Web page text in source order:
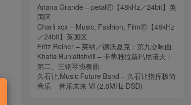
Ariana Grande – petalⒺ【48kHz／24bit】英
国区
Charli xcx – Music, Fashion, FilmⒺ【48kHz
／24bit】英国区
Fritz Reiner – 莱纳／德沃夏克：第九交响曲
Khatia Buniatishvili – 卡蒂雅拉赫玛尼诺夫：
第二、三钢琴协奏曲
久石让,Music Future Band – 久石让指挥极简
音乐 – 音乐未来 VI (2.8MHz DSD)